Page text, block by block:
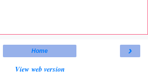
›
Home
View web version